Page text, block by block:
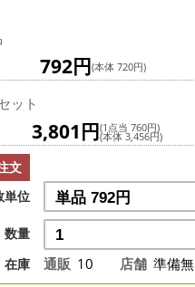
792円(本体 720円)
ット
3,801円(1点当 760円)
(本体 3,456円)
文
単位
数量
在庫
通販 10 店舗 準備無